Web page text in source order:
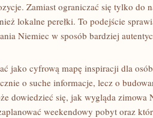
Zamiast ograniczać się tylko do
lokalne perełki. To podejście
Niemiec w sposób bardziej
jako cyfrową mapę inspiracji dla
o suche informacje, lecz o
dowiedzieć się, jak wygląda zimowa
weekendowy pobyt oraz